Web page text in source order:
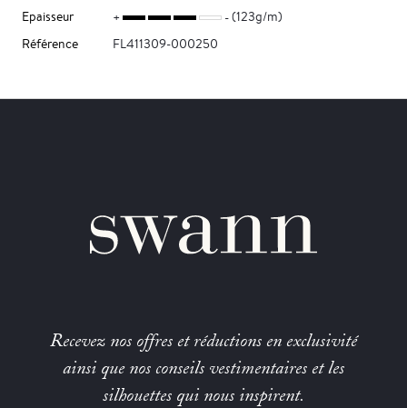
Epaisseur
(123g/m)
Référence
FL411309-000250
Recevez nos offres et réductions en exclusivité
ainsi que nos conseils vestimentaires et les
silhouettes qui nous inspirent.